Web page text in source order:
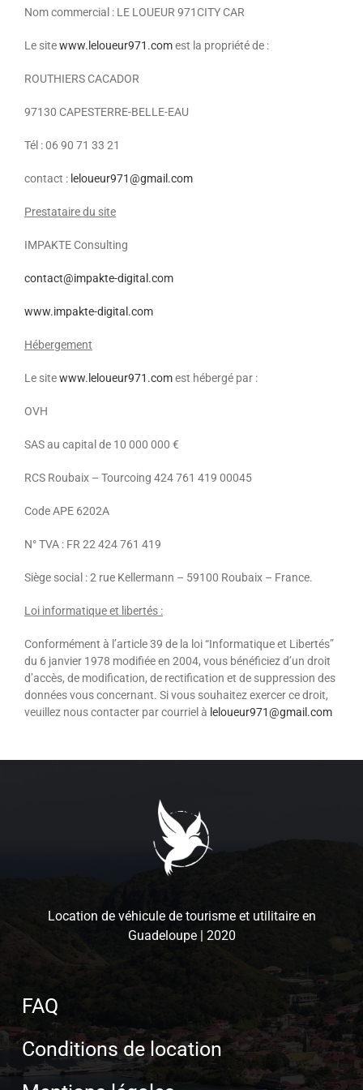
Nom commercial : LE LOUEUR 971CITY CAR
Le sitewww.leloueur971.comest la propriété de :
ROUTHIERS CACADOR
97130 CAPESTERRE-BELLE-EAU
Tél : 06 90 71 33 21
contact : leloueur971@gmail.com
Prestataire du site
IMPAKTE Consulting
contact@impakte-digital.com
www.impakte-digital.com
Hébergement
Le sitewww.leloueur971.comest hébergé par :
OVH
SAS au capital de 10 000 000 €
RCS Roubaix – Tourcoing 424 761 419 00045
Code APE 6202A
N° TVA : FR 22 424 761 419
Siège social : 2 rue Kellermann – 59100 Roubaix – France.
Loi informatique et libertés :
Conformément à l’article 39 de la loi “Informatique et Libertés”
du 6 janvier 1978 modifiée en 2004, vous bénéficiez d’un droit
d’accès, de modification, de rectification et de suppression des
données vous concernant. Si vous souhaitez exercer ce droit,
veuillez nous contacter par courriel à leloueur971@gmail.com
Location de véhicule de tourisme et utilitaire en
Guadeloupe | 2020
FAQ
Conditions de location